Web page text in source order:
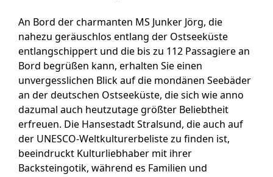
An Bord der charmanten MS Junker Jörg, die
nahezu geräuschlos entlang der Ostseeküste
entlangschippert und die bis zu 112 Passagiere an
Bord begrüßen kann, erhalten Sie einen
unvergesslichen Blick auf die mondänen Seebäder
an der deutschen Ostseeküste, die sich wie anno
dazumal auch heutzutage größter Beliebtheit
erfreuen. Die Hansestadt Stralsund, die auch auf
der UNESCO-Weltkulturerbeliste zu finden ist,
beeindruckt Kulturliebhaber mit ihrer
Backsteingotik, während es Familien und